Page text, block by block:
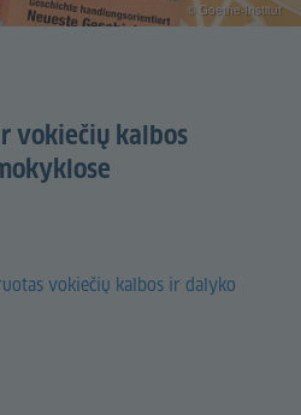
vokiečių kalbos
vokiečių kalbos ir dalyko
© Goethe-Institut